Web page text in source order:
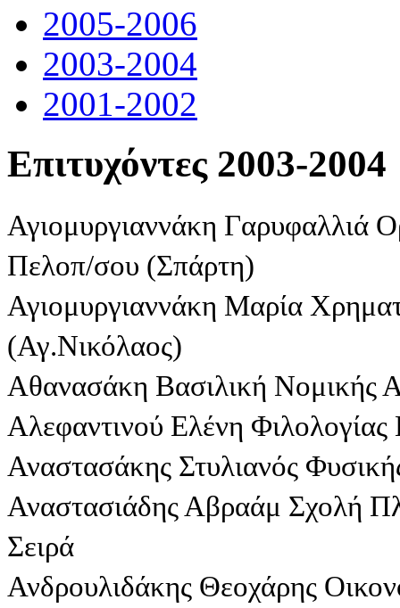
2005-2006
2003-2004
2001-2002
Επιτυχόντες 2003-2004
Αγιομυργιαννάκη Γαρυφαλλιά
Πελοπ/σου (Σπάρτη)
Αγιομυργιαννάκη Μαρία
(Αγ.Νικόλαος)
Αθανασάκη Βασιλική Νομικής
Αλεφαντινού Ελένη
Αναστασάκης Στυλιανός
Αναστασιάδης Αβραάμ Σχολή
Σειρά
Ανδρουλιδάκης Θεοχάρης